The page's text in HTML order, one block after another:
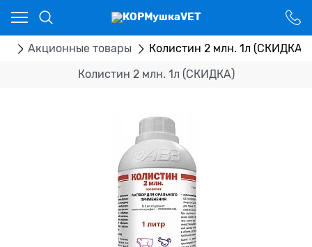
Акционные товары Колистин 2 млн. 1л (СКИДКА)
Колистин 2 млн. 1л (СКИДКА)
Ваш город - Костанай,
угадали?